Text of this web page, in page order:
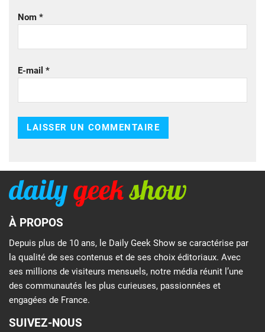
Nom *
E-mail *
À PROPOS
Depuis plus de 10 ans, le Daily Geek Show se caractérise par
la qualité de ses contenus et de ses choix éditoriaux. Avec
ses millions de visiteurs mensuels, notre média réunit l’une
des communautés les plus curieuses, passionnées et
engagées de France.
SUIVEZ-NOUS